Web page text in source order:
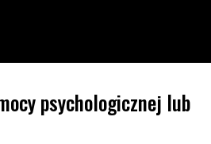
psychologicznej lub